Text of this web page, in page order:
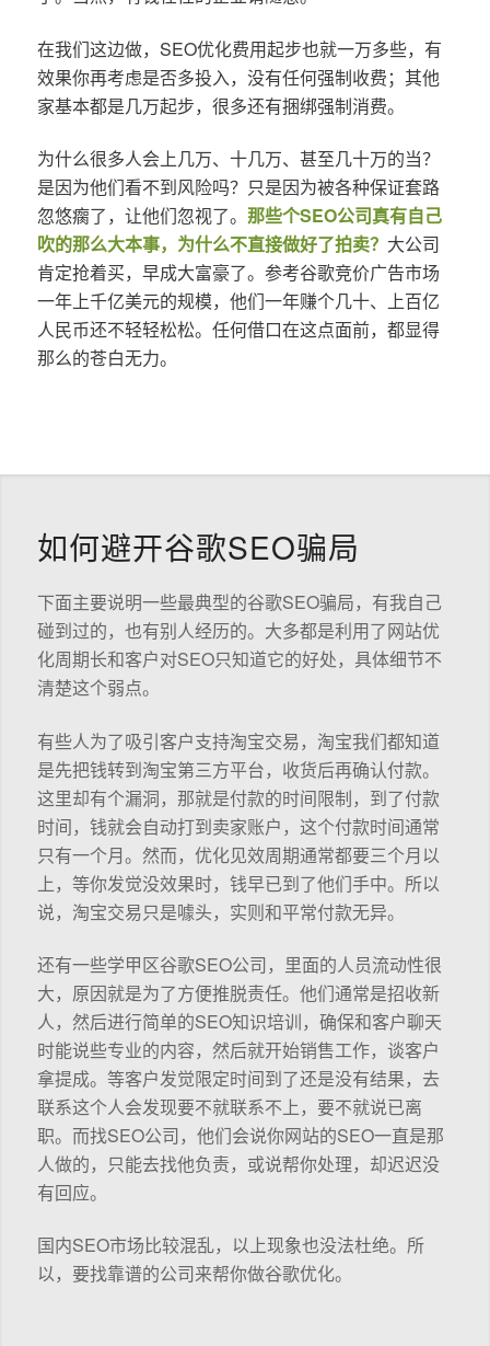
在我们这边做，SEO优化费用起步也就一万多些，有
效果你再考虑是否多投入，没有任何强制收费；其他
家基本都是几万起步，很多还有捆绑强制消费。
为什么很多人会上几万、十几万、甚至几十万的当？
是因为他们看不到风险吗？只是因为被各种保证套路
忽悠瘸了，让他们忽视了。 那些个SEO公司真有自己
吹的那么大本事，为什么不直接做好了拍卖？ 大公司
肯定抢着买，早成大富豪了。参考谷歌竞价广告市场
一年上千亿美元的规模，他们一年赚个几十、上百亿
人民币还不轻轻松松。任何借口在这点面前，都显得
那么的苍白无力。
如何避开谷歌SEO骗局
下面主要说明一些最典型的谷歌SEO骗局，有我自己
碰到过的，也有别人经历的。大多都是利用了网站优
化周期长和客户对SEO只知道它的好处，具体细节不
清楚这个弱点。
有些人为了吸引客户支持淘宝交易，淘宝我们都知道
是先把钱转到淘宝第三方平台，收货后再确认付款。
这里却有个漏洞，那就是付款的时间限制，到了付款
时间，钱就会自动打到卖家账户，这个付款时间通常
只有一个月。然而，优化见效周期通常都要三个月以
上，等你发觉没效果时，钱早已到了他们手中。所以
说，淘宝交易只是噱头，实则和平常付款无异。
还有一些学甲区谷歌SEO公司，里面的人员流动性很
大，原因就是为了方便推脱责任。他们通常是招收新
人，然后进行简单的SEO知识培训，确保和客户聊天
时能说些专业的内容，然后就开始销售工作，谈客户
拿提成。等客户发觉限定时间到了还是没有结果，去
联系这个人会发现要不就联系不上，要不就说已离
职。而找SEO公司，他们会说你网站的SEO一直是那
人做的，只能去找他负责，或说帮你处理，却迟迟没
有回应。
国内SEO市场比较混乱，以上现象也没法杜绝。所
以，要找靠谱的公司来帮你做谷歌优化。